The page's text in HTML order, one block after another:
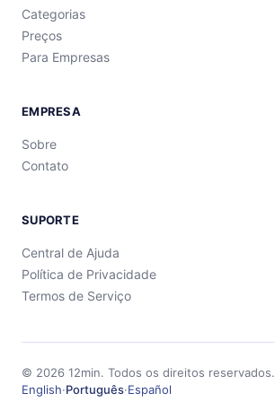
Categorias
Preços
Para Empresas
EMPRESA
Sobre
Contato
SUPORTE
Central de Ajuda
Política de Privacidade
Termos de Serviço
© 2026 12min. Todos os direitos reservados.
English·Português·Español